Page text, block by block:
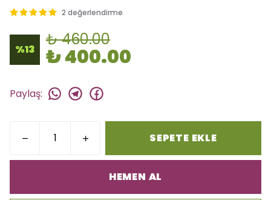
✅
Bugün 45 adet
yapılıyor!
2 değerlendirme
%13
₺ 460.00
₺ 400.00
Paylaş:
SEPETE EKLE
HEMEN AL